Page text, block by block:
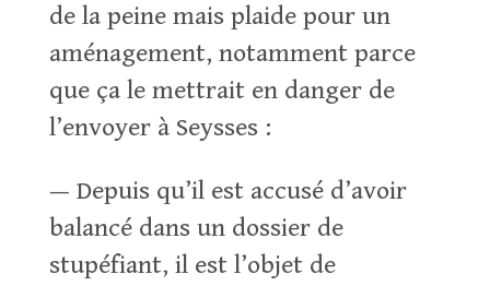
de la peine mais plaide pour un
aménagement, notamment parce
que ça le mettrait en danger de
l’envoyer à Seysses :
— Depuis qu’il est accusé d’avoir
balancé dans un dossier de
stupéfiant, il est l’objet de